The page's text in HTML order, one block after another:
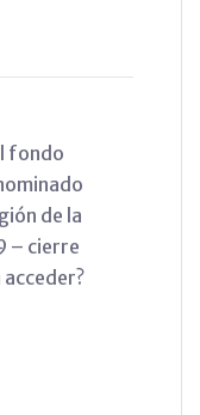
fondo
de la
– cierre